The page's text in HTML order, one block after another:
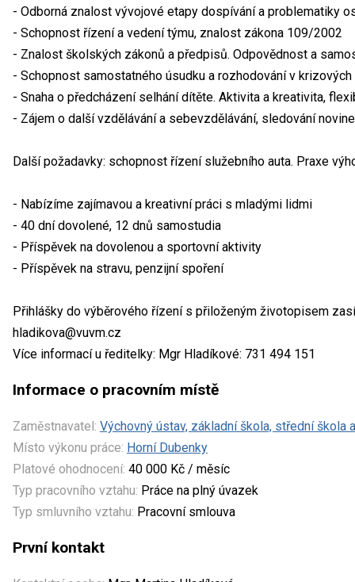
- Odborná znalost vývojové etapy dospívání a problematiky
- Schopnost řízení a vedení týmu, znalost zákona 109/2002
- Znalost školských zákonů a předpisů. Odpovědnost a
- Schopnost samostatného úsudku a rozhodování v
- Snaha o předcházení selhání dítěte. Aktivita a kreativita,
- Zájem o další vzdělávání a sebevzdělávání, sledování
Další požadavky: schopnost řízení služebního auta. Praxe
- Nabízíme zajímavou a kreativní práci s mladými lidmi
- 40 dní dovolené, 12 dnů samostudia
- Příspěvek na dovolenou a sportovní aktivity
- Příspěvek na stravu, penzijní spoření
Přihlášky do výběrového řízení s přiloženým životopisem
hladikova@vuvm.cz
Více informací u ředitelky: Mgr Hladíkové: 731 494 151
Informace o pracovním místě
Zaměstnavatel: Výchovný ústav, základní škola, střední škola
Místo výkonu práce: Horní Dubenky
Platové ohodnocení: 40 000 Kč / měsíc
Typ pracovního vztahu: Práce na plný úvazek
Typ smluvního vztahu: Pracovní smlouva
První kontakt